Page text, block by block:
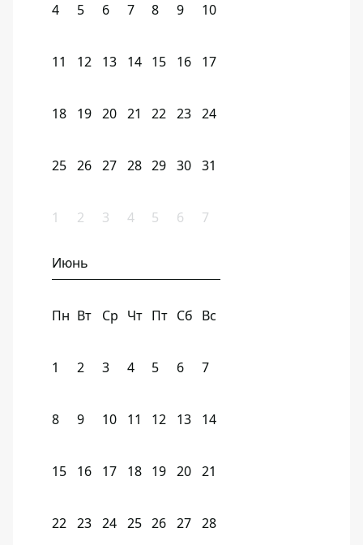
4 5 6 7 8 9 10
11 12 13 14 15 16 17
18 19 20 21 22 23 24
25 26 27 28 29 30 31
1 2 3 4 5 6 7
Июнь
Пн Вт Ср Чт Пт Сб Вс
1 2 3 4 5 6 7
8 9 10 11 12 13 14
15 16 17 18 19 20 21
22 23 24 25 26 27 28